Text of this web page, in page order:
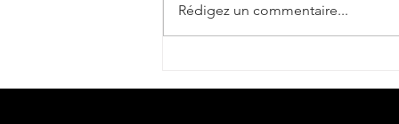
Rédigez un commentaire...